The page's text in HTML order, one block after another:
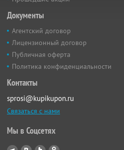
Документы
Агентский договор
Лицензионный договор
Публичная оферта
Политика конфиденциальности
Контакты
sprosi@kupikupon.ru
Связаться с нами
Мы в Соцсетях